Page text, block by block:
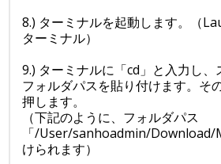
8.) ターミナルを起動します。（
ターミナル）
9.) ターミナルに「cd」と入力し、
フォルダパスを貼り付けます。そ
押します。
（下記のように、フォルダパス
「/User/sanhoadmin/Download/
けられます）